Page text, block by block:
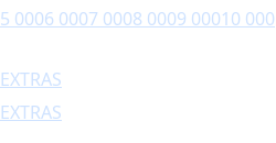
5 0006 0007 0008 0009 00010 000
EXTRAS
EXTRAS